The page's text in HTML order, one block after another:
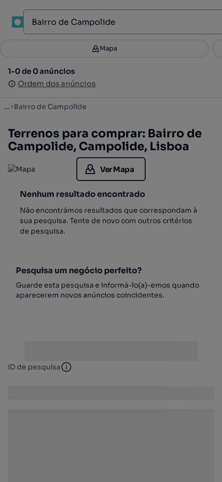
Filtros 2
1-0 de 0 anúncios
Ordem dos anúncios
Mapa
1-0 de 0 anúncios
Ordem dos anúncios
... Bairro de Campolide
Terrenos para comprar: Bairro de
Campolide, Campolide, Lisboa
Ver Mapa
Nenhum resultado encontrado
Não encontrámos resultados que correspondam à
sua pesquisa. Tente de novo com outros critérios
de pesquisa.
Pesquisa um negócio perfeito?
Guarde esta pesquisa e informá-lo(a)-emos quando
aparecerem novos anúncios coincidentes.
ID de pesquisa ID de pesquisa